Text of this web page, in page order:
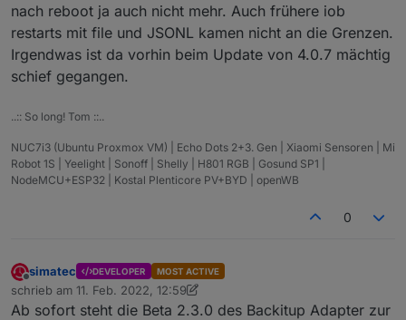
nach reboot ja auch nicht mehr. Auch frühere iob
restarts mit file und JSONL kamen nicht an die Grenzen.
Irgendwas ist da vorhin beim Update von 4.0.7 mächtig
schief gegangen.
..:: So long! Tom ::..
NUC7i3 (Ubuntu Proxmox VM) | Echo Dots 2+3. Gen | Xiaomi Sensoren | Mi
Robot 1S | Yeelight | Sonoff | Shelly | H801 RGB | Gosund SP1 |
NodeMCU+ESP32 | Kostal Plenticore PV+BYD | openWB
0
Offline
simatec DEVELOPER MOST ACTIVE
schrieb am 11. Feb. 2022, 12:59
zuletzt editiert von simatec2. Nov. 2022, 14:03
Ab sofort steht die Beta 2.3.0 des Backitup Adapter zur